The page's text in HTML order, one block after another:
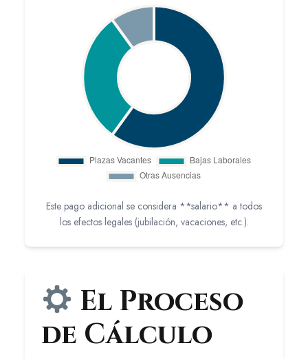
Este pago adicional se considera **salario** a todos
los efectos legales (jubilación, vacaciones, etc.).
El Proceso
de Cálculo